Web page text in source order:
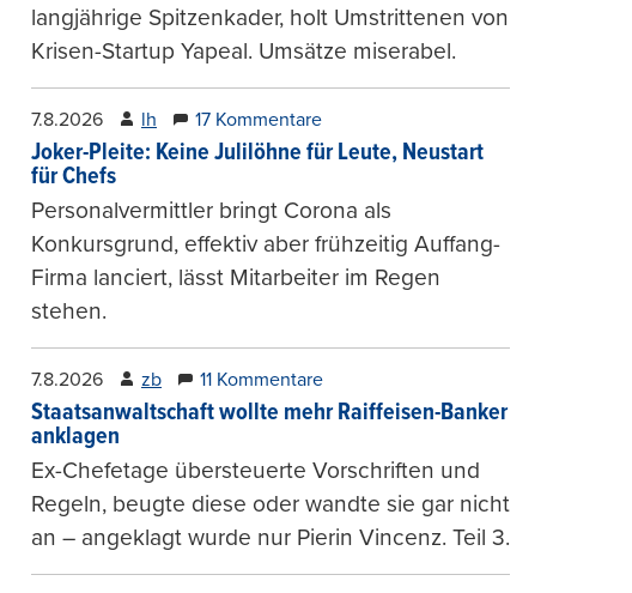
langjährige Spitzenkader, holt Umstrittenen von
Krisen-Startup Yapeal. Umsätze miserabel.
7.8.2026 lh 17 Kommentare
Joker-Pleite: Keine Julilöhne für Leute, Neustart
für Chefs
Personalvermittler bringt Corona als
Konkursgrund, effektiv aber frühzeitig Auffang-
Firma lanciert, lässt Mitarbeiter im Regen
stehen.
7.8.2026 zb 11 Kommentare
Staatsanwaltschaft wollte mehr Raiffeisen-Banker
anklagen
Ex-Chefetage übersteuerte Vorschriften und
Regeln, beugte diese oder wandte sie gar nicht
an – angeklagt wurde nur Pierin Vincenz. Teil 3.